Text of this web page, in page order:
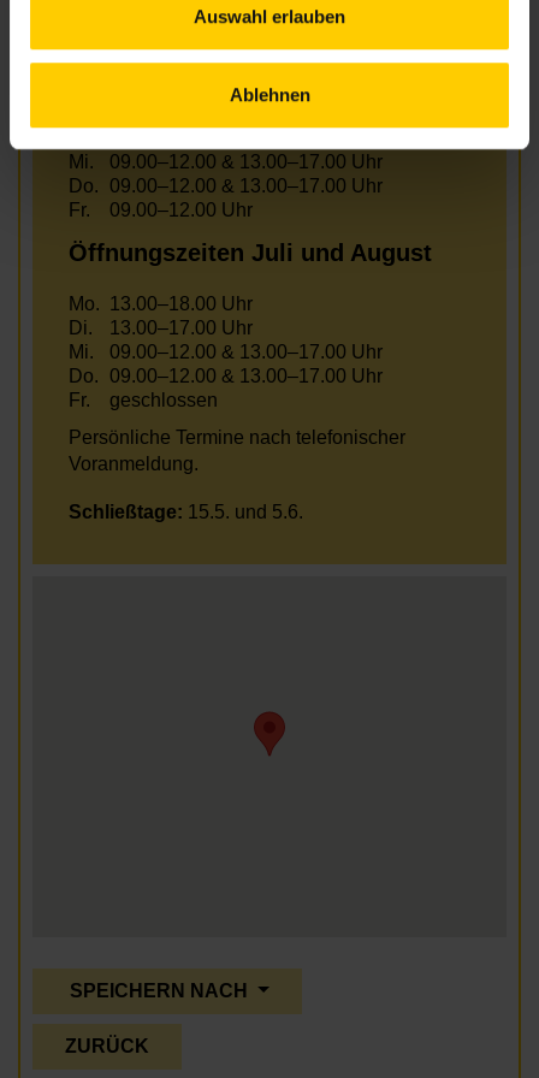
Auswahl erlauben
Ablehnen
Öffnungszeiten Juni
Mi.
09.00–12.00 & 13.00–17.00 Uhr
Do.
09.00–12.00 & 13.00–17.00 Uhr
Fr.
09.00–12.00 Uhr
Öffnungszeiten Juli und August
Mo. 13.00–18.00 Uhr
Di.
13.00–17.00 Uhr
Mi.
09.00–12.00 & 13.00–17.00 Uhr
Do.
09.00–12.00 & 13.00–17.00 Uhr
Fr.
geschlossen
Persönliche Termine nach telefonischer
Voranmeldung.
Schließtage: 15.5. und 5.6.
SPEICHERN NACH
ZURÜCK